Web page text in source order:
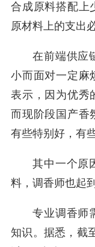
合成原料搭配上
原材料上的支出
在前端供应
小而面对一定麻
表示，因为优秀
而现阶段国产香
有些特别好，有
其中一个原
料，调香师也起
专业调香师
知识。据悉，截